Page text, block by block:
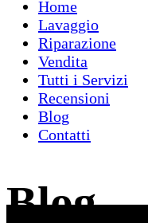
Home
Lavaggio
Riparazione
Vendita
Tutti i Servizi
Recensioni
Blog
Contatti
Blog